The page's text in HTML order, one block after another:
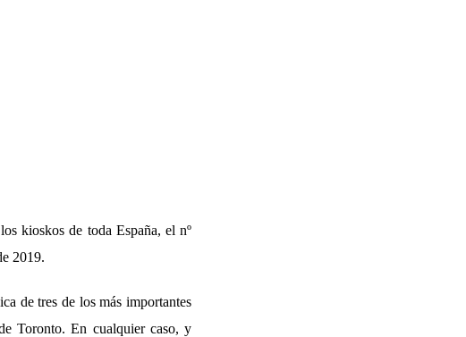
kioskos de toda España, el nº
2019.
de tres de los más importantes
Toronto. En cualquier caso, y